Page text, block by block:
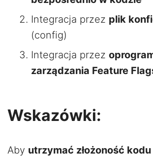
Integracja przez plik
(config)
Integracja przez
zarządzania Feature
Wskazówki:
Aby utrzymać złożoność